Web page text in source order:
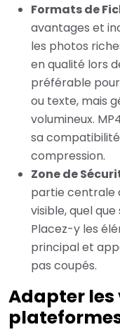
Formats de
avantages et
les photos
en qualité lors
préférable
ou texte, mais
volumineux.
sa
compression.
Zone de
partie centrale
visible, quel
Placez-y les
principal et
pas coupés.
Adapter les